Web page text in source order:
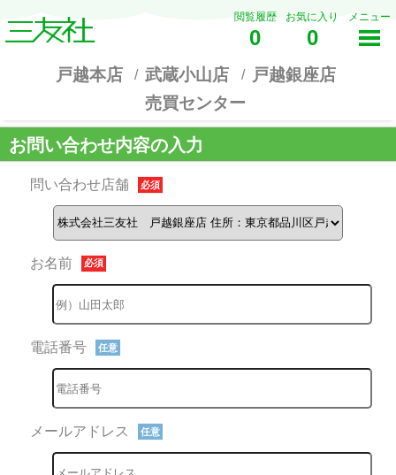
閲覧履歴
0
お気に入り
0
メニュー
戸越本店 武蔵小山店
戸越銀座店
売買センター
お問い合わせ内容の入力
問い合わせ店舗 必須
お名前 必須
電話番号 任意
メールアドレス 任意